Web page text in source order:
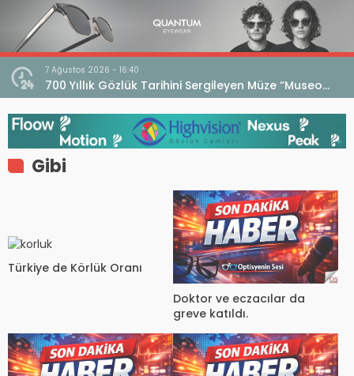
7 Ağustos 2026 - 16:40
700 Yıllık Gözlük Tarihini Sergileyen Müze “Museo
dell’Occhiale”
Gibi
Türkiye de Körlük Oranı
Doktor ve eczacılar da
greve katıldı.